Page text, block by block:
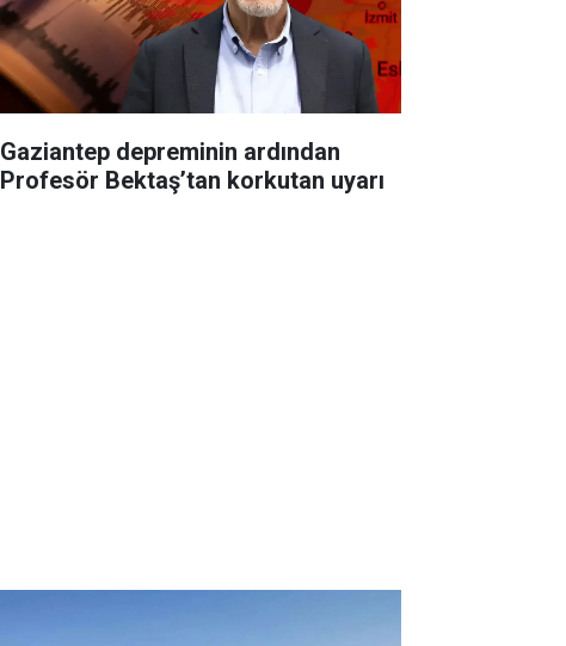
Gaziantep depreminin ardından
Profesör Bektaş’tan korkutan uyarı